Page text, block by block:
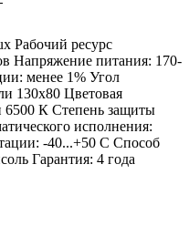
Рабочий ресурс
Напряжение питания: 170-
менее 1% Угол
130x80 Цветовая
6500 К Степень защиты
исполнения:
-40...+50 С Способ
Гарантия: 4 года